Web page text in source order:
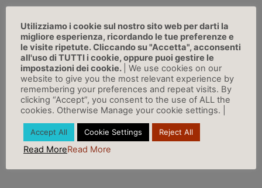
SCARICA IL BOLLETTINO IN FORMATO
PDF
Utilizziamo i cookie sul nostro sito web per darti la
migliore esperienza, ricordando le tue preferenze e
le visite ripetute. Cliccando su "Accetta", acconsenti
all'uso di TUTTI i cookie, oppure puoi gestire le
impostazioni dei cookie.
| We use cookies on our
website to give you the most relevant experience by
remembering your preferences and repeat visits. By
clicking “Accept”, you consent to the use of ALL the
cookies. Otherwise Manage your cookie settings. |
Accept All Cookie Settings Reject All
Read MoreRead More